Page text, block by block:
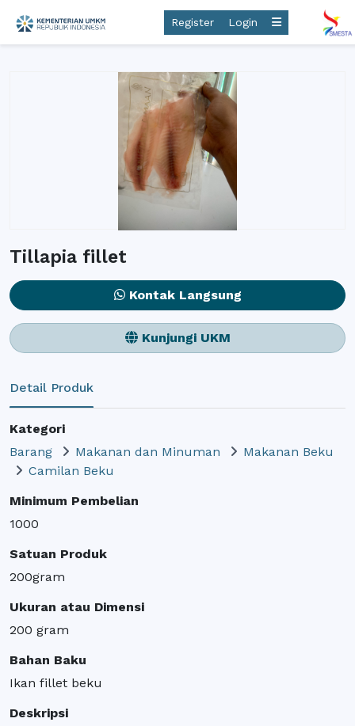
Register Login
Tillapia fillet
Kontak Langsung
Kunjungi UKM
Detail Produk
Kategori
Barang
Makanan dan Minuman
Makanan Beku
Camilan Beku
Minimum Pembelian
1000
Satuan Produk
200gram
Ukuran atau Dimensi
200 gram
Bahan Baku
Ikan fillet beku
Deskripsi